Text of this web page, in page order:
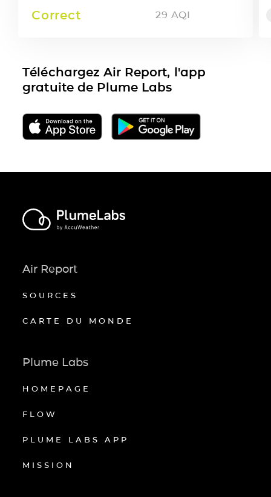
Correct 29 AQI
Téléchargez Air Report, l'app
gratuite de Plume Labs
Air Report
SOURCES
CARTE DU MONDE
Plume Labs
HOMEPAGE
FLOW
PLUME LABS APP
MISSION